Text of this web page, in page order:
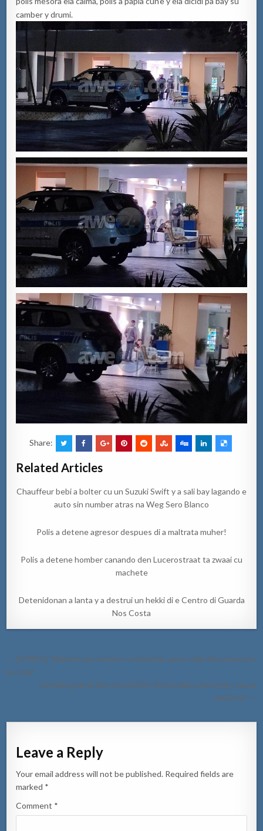
camber y drumi.
Share:
Related Articles
Chauffeur bebi a bolter cu un Suzuki Swift y a sali bay lagando e
auto sin number atras na Weg Sero Blanco
Polis a detene agresor despues di a maltrata muher!
Polis a detene homber canando den Lucerostraat ta zwaai cu
machete
Detenidonan a lanta y a destrui un hekki di e Centro di Guarda
Nos Costa
Post
navigation
← [VIDEO] “Balente pa comete su fechoria, pero cobarde pa mustra
su cara”
Candela grandi den mondi Alto Vista tabata menasa y causa
molester →
Leave a Reply
Your email address will not be published. Required fields are
marked *
Comment *